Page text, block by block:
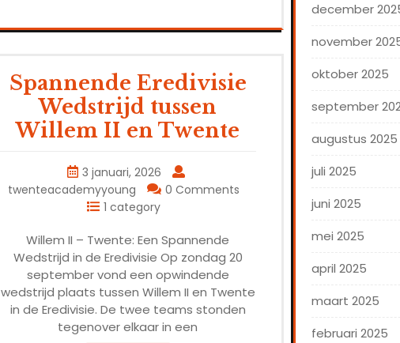
Spannende Eredivisie
Wedstrijd tussen
Willem II en Twente
3 januari, 2026
twenteacademyyoung
0 Comments
1 category
Willem II – Twente: Een Spannende
Wedstrijd in de Eredivisie Op zondag 20
september vond een opwindende
wedstrijd plaats tussen Willem II en Twente
in de Eredivisie. De twee teams stonden
tegenover elkaar in een
december
november
oktober 2025
september
augustus 2025
juli 2025
juni 2025
mei 2025
april 2025
maart 2025
februari 2025